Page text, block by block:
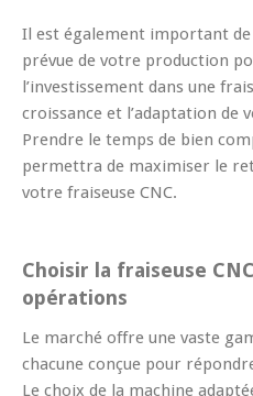
Il est également important
prévue de votre production
l’investissement dans une
croissance et l’adaptation de
Prendre le temps de bien
permettra de maximiser le
votre fraiseuse CNC.
Choisir la fraiseuse
opérations
Le marché offre une vaste
chacune conçue pour
Le choix de la machine